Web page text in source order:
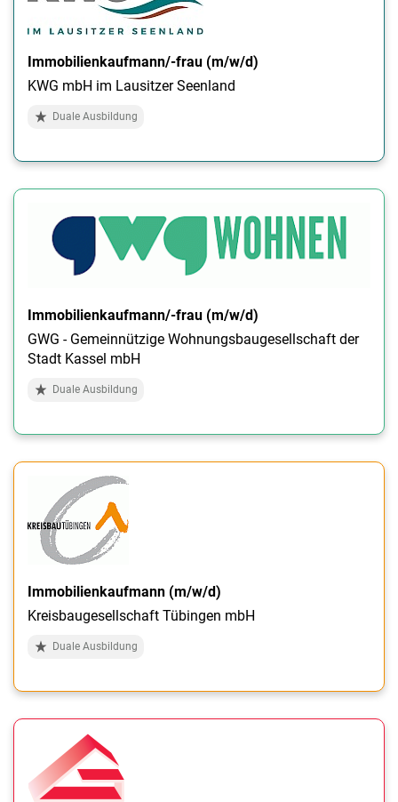
Immobilienkaufmann/-frau (m/w/d)
KWG mbH im Lausitzer Seenland
Duale Ausbildung
Immobilienkaufmann/-frau (m/w/d)
GWG - Gemeinnützige Wohnungsbaugesellschaft der
Stadt Kassel mbH
Duale Ausbildung
Immobilienkaufmann (m/w/d)
Kreisbaugesellschaft Tübingen mbH
Duale Ausbildung